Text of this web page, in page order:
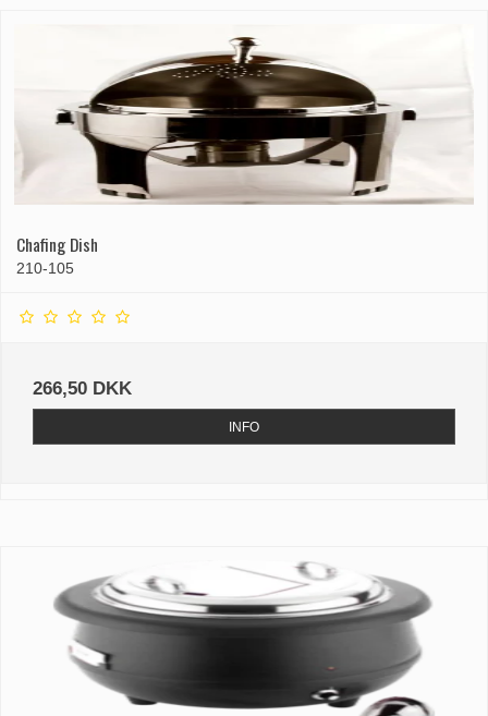
Chafing Dish
210-105
266,50 DKK
INFO